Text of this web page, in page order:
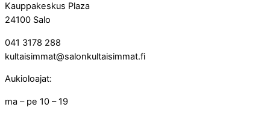
Kauppakeskus Plaza
24100 Salo
041 3178 288
kultaisimmat@salonkultaisimmat.fi
Aukioloajat:
ma – pe 10 – 19